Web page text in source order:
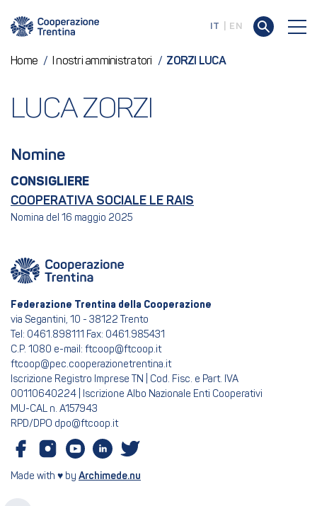
IT EN
Home / I nostri amministratori / ZORZI LUCA
LUCA ZORZI
Nomine
CONSIGLIERE
COOPERATIVA SOCIALE LE RAIS
Nomina del 16 maggio 2025
Federazione Trentina della Cooperazione
via Segantini, 10 - 38122 Trento
Tel: 0461.898111 Fax: 0461.985431
C.P. 1080 e-mail: ftcoop@ftcoop.it
ftcoop@pec.cooperazionetrentina.it
Iscrizione Registro Imprese TN | Cod. Fisc. e Part. IVA
00110640224 | Iscrizione Albo Nazionale Enti Cooperativi
MU-CAL n. A157943
RPD/DPO dpo@ftcoop.it
Made with ♥ by Archimede.nu